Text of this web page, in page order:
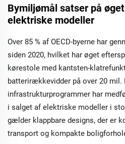
Bymiljømål satser på
elektriske modeller
Over 85 % af OECD-byerne har
siden 2020, hvilket har øget
kørestole med kantsten-
batterirækkevidder på over 20 mil.
infrastrukturprogrammer har
i salget af elektriske modeller i
gælder klappbare designs, der er
transport og kompakte